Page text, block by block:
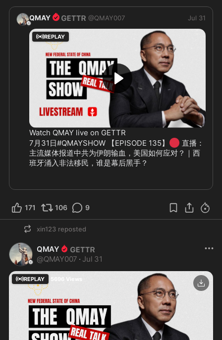
QMAY @QMAY007 Jul 31
REPLAY
Watch QMAY live on GETTR
7月31日#QMAYSHOW 【EPISODE 135】 🔴 直播：
主流媒体报道中共为伊朗输血，美国如何应对？｜西
班牙涌入非法移民，谁是幕后黑手？
171 106 9
xin123 reposted
QMAY
@QMAY007 · Jul 31
REPLAY 5696 Views